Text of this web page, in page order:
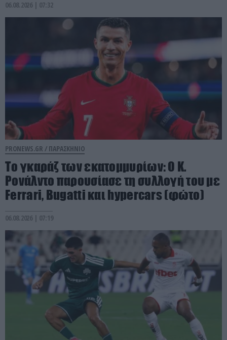
06.08.2026 | 07:32
PRONEWS.GR / ΠΑΡΑΣΚΗΝΙΟ
Το γκαράζ των εκατομμυρίων: Ο Κ.
Ρονάλντο παρουσίασε τη συλλογή του με
Ferrari, Bugatti και hypercars (φώτο)
06.08.2026 | 07:19